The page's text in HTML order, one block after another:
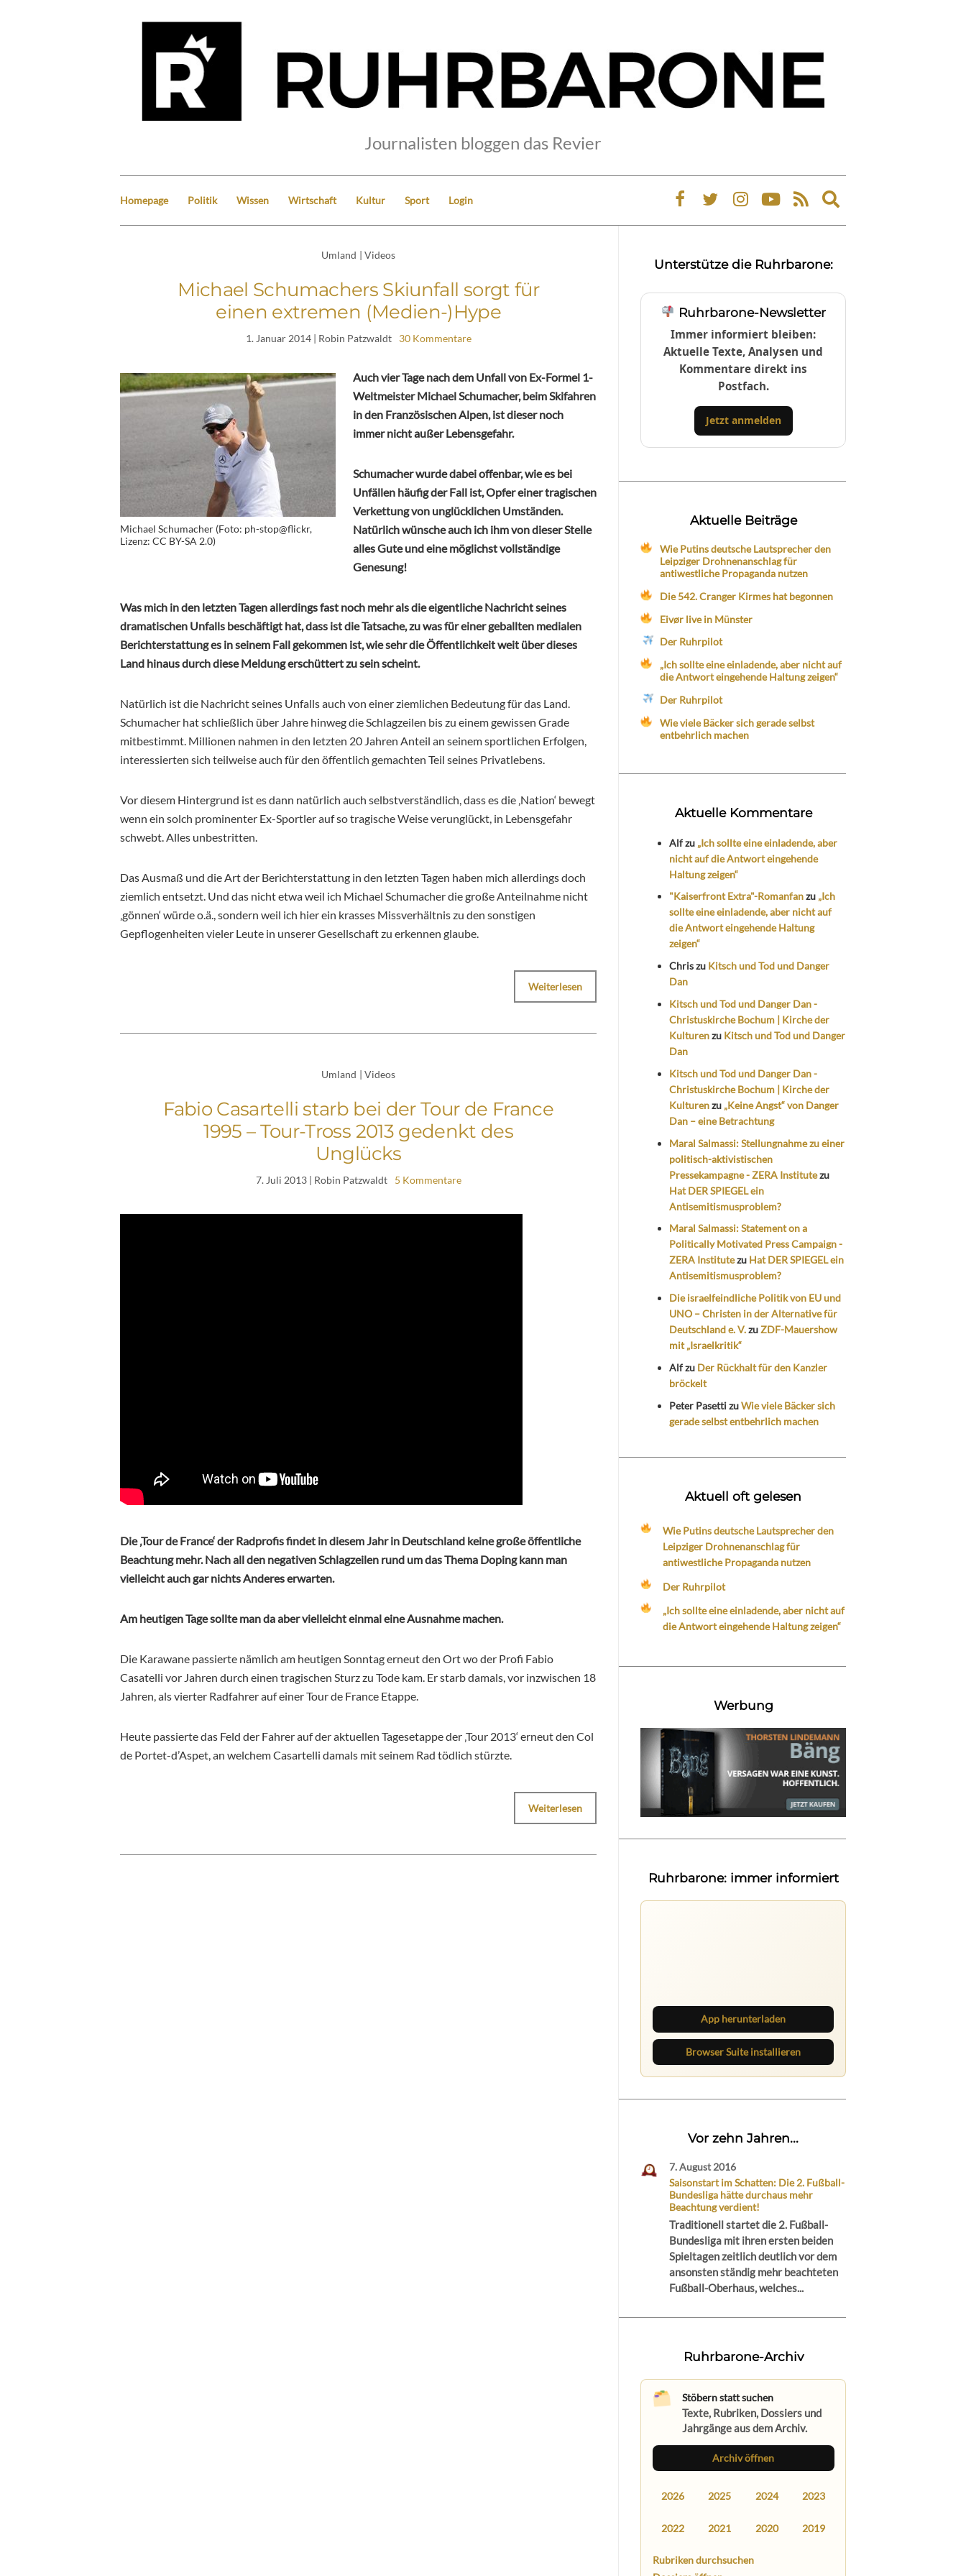
Journalisten bloggen das Revier
Homepage Politik Wissen Wirtschaft Kultur Sport Login
Expand
search
Umland | Videos
Michael Schumachers Skiunfall sorgt für
einen extremen (Medien-)Hype
1. Januar 2014| Robin Patzwaldt 30 Kommentare
Michael Schumacher (Foto: ph-stop@flickr,
Lizenz: CC BY-SA 2.0)
Auch vier Tage nach dem Unfall von Ex-Formel 1-
Weltmeister Michael Schumacher, beim Skifahren
in den Französischen Alpen, ist dieser noch
immer nicht außer Lebensgefahr.
Schumacher wurde dabei offenbar, wie es bei
Unfällen häufig der Fall ist, Opfer einer tragischen
Verkettung von unglücklichen Umständen.
Natürlich wünsche auch ich ihm von dieser Stelle
alles Gute und eine möglichst vollständige
Genesung!
Was mich in den letzten Tagen allerdings fast noch mehr als die eigentliche Nachricht seines
dramatischen Unfalls beschäftigt hat, dass ist die Tatsache, zu was für einer geballten medialen
Berichterstattung es in seinem Fall gekommen ist, wie sehr die Öffentlichkeit weit über dieses
Land hinaus durch diese Meldung erschüttert zu sein scheint.
Natürlich ist die Nachricht seines Unfalls auch von einer ziemlichen Bedeutung für das Land.
Schumacher hat schließlich über Jahre hinweg die Schlagzeilen bis zu einem gewissen Grade
mitbestimmt. Millionen nahmen in den letzten 20 Jahren Anteil an seinem sportlichen Erfolgen,
interessierten sich teilweise auch für den öffentlich gemachten Teil seines Privatlebens.
Vor diesem Hintergrund ist es dann natürlich auch selbstverständlich, dass es die ‚Nation‘ bewegt
wenn ein solch prominenter Ex-Sportler auf so tragische Weise verunglückt, in Lebensgefahr
schwebt. Alles unbestritten.
Das Ausmaß und die Art der Berichterstattung in den letzten Tagen haben mich allerdings doch
ziemlich entsetzt. Und das nicht etwa weil ich Michael Schumacher die große Anteilnahme nicht
‚gönnen‘ würde o.ä., sondern weil ich hier ein krasses Missverhältnis zu den sonstigen
Gepflogenheiten vieler Leute in unserer Gesellschaft zu erkennen glaube.
Weiterlesen
Umland | Videos
Fabio Casartelli starb bei der Tour de France
1995 – Tour-Tross 2013 gedenkt des
Unglücks
7. Juli 2013| Robin Patzwaldt 5 Kommentare
Die ‚Tour de France‘ der Radprofis findet in diesem Jahr in Deutschland keine große öffentliche
Beachtung mehr. Nach all den negativen Schlagzeilen rund um das Thema Doping kann man
vielleicht auch gar nichts Anderes erwarten.
Am heutigen Tage sollte man da aber vielleicht einmal eine Ausnahme machen.
Die Karawane passierte nämlich am heutigen Sonntag erneut den Ort wo der Profi Fabio
Casatelli vor Jahren durch einen tragischen Sturz zu Tode kam. Er starb damals, vor inzwischen 18
Jahren, als vierter Radfahrer auf einer Tour de France Etappe.
Heute passierte das Feld der Fahrer auf der aktuellen Tagesetappe der ‚Tour 2013‘ erneut den Col
de Portet-d’Aspet, an welchem Casartelli damals mit seinem Rad tödlich stürzte.
Weiterlesen
Unterstütze die Ruhrbarone:
Ruhrbarone-Newsletter
Immer informiert bleiben:
Aktuelle Texte, Analysen und
Kommentare direkt ins
Postfach.
Jetzt anmelden
Aktuelle Beiträge
Wie Putins deutsche Lautsprecher den
Leipziger Drohnenanschlag für
antiwestliche Propaganda nutzen
Die 542. Cranger Kirmes hat begonnen
Eivør live in Münster
Der Ruhrpilot
„Ich sollte eine einladende, aber nicht auf
die Antwort eingehende Haltung zeigen“
Der Ruhrpilot
Wie viele Bäcker sich gerade selbst
entbehrlich machen
Aktuelle Kommentare
Alfzu „Ich sollte eine einladende, aber
nicht auf die Antwort eingehende
Haltung zeigen“
"Kaiserfront Extra"-Romanfanzu „Ich
sollte eine einladende, aber nicht auf
die Antwort eingehende Haltung
zeigen“
Chriszu Kitsch und Tod und Danger
Dan
Kitsch und Tod und Danger Dan -
Christuskirche Bochum | Kirche der
Kulturenzu Kitsch und Tod und Danger
Dan
Kitsch und Tod und Danger Dan -
Christuskirche Bochum | Kirche der
Kulturenzu „Keine Angst“ von Danger
Dan – eine Betrachtung
Maral Salmassi: Stellungnahme zu einer
politisch-aktivistischen
Pressekampagne - ZERA Institutezu
Hat DER SPIEGEL ein
Antisemitismusproblem?
Maral Salmassi: Statement on a
Politically Motivated Press Campaign -
ZERA Institutezu Hat DER SPIEGEL ein
Antisemitismusproblem?
Die israelfeindliche Politik von EU und
UNO – Christen in der Alternative für
Deutschland e. V.zuZDF-Mauershow
mit „Israelkritik“
Alfzu Der Rückhalt für den Kanzler
bröckelt
Peter PasettizuWie viele Bäcker sich
gerade selbst entbehrlich machen
Aktuell oft gelesen
Wie Putins deutsche Lautsprecher den
Leipziger Drohnenanschlag für
antiwestliche Propaganda nutzen
Der Ruhrpilot
„Ich sollte eine einladende, aber nicht auf
die Antwort eingehende Haltung zeigen“
Werbung
Ruhrbarone: immer informiert
App herunterladen
Browser Suite installieren
Vor zehn Jahren...
7. August 2016
Saisonstart im Schatten: Die 2. Fußball-
Bundesliga hätte durchaus mehr
Beachtung verdient!
Traditionell startet die 2. Fußball-
Bundesliga mit ihren ersten beiden
Spieltagen zeitlich deutlich vor dem
ansonsten ständig mehr beachteten
Fußball-Oberhaus, welches...
Ruhrbarone-Archiv
Stöbern statt suchen
Texte, Rubriken, Dossiers und
Jahrgänge aus dem Archiv.
Archiv öffnen
2026 2025 2024 2023
2022 2021 2020 2019
Rubriken durchsuchen